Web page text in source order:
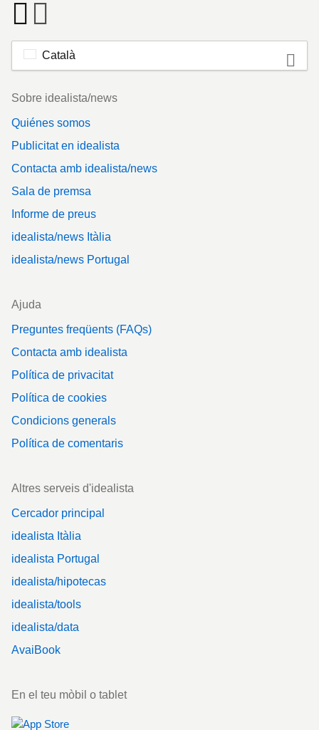
Català
Footer
Sobre idealista/news
Quiénes somos
Publicitat en idealista
Contacta amb idealista/news
Sala de premsa
Informe de preus
idealista/news Itàlia
idealista/news Portugal
Ajuda
Preguntes freqüents (FAQs)
Contacta amb idealista
Política de privacitat
Política de cookies
Condicions generals
Política de comentaris
Altres serveis d'idealista
Cercador principal
idealista Itàlia
idealista Portugal
idealista/hipotecas
idealista/tools
idealista/data
AvaiBook
En el teu mòbil o tablet